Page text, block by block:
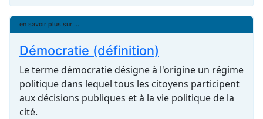
en savoir plus sur ...
Démocratie (définition)
Le terme démocratie désigne à l'origine un régime
politique dans lequel tous les citoyens participent
aux décisions publiques et à la vie politique de la
cité.